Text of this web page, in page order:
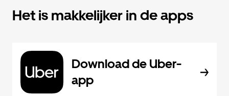
Het is makkelijker in de apps
Download de Uber-
app